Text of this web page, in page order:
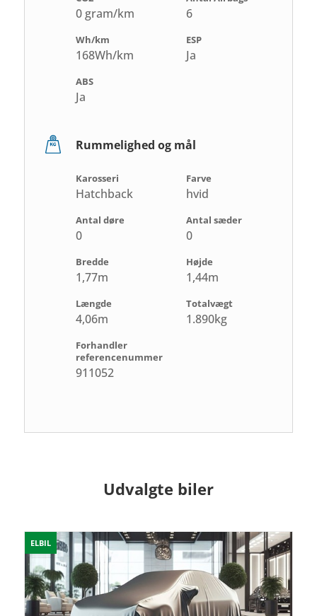
0 gram/km 6
Wh/km
168Wh/km
ESP
Ja
ABS
Ja
Rummelighed og mål
Karosseri
Hatchback
Farve
hvid
Antal døre
0
Antal sæder
0
Bredde
1,77m
Højde
1,44m
Længde
4,06m
Totalvægt
1.890kg
Forhandler
referencenummer
911052
Udvalgte biler
ELBIL